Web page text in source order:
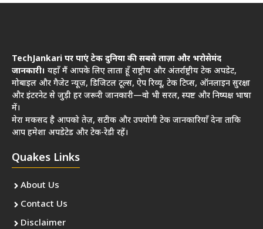
TechJankari पर पाएं टेक दुनिया की सबसे ताज़ा और भरोसेमंद
जानकारी। यहाँ मैं आपके लिए लाता हूँ राष्ट्रीय और अंतर्राष्ट्रीय टेक अपडेट,
मोबाइल और गैजेट न्यूज़, डिजिटल टूल्स, ऐप रिव्यू, टेक टिप्स, ऑनलाइन सुरक्षा
और इंटरनेट से जुड़ी हर जरूरी जानकारी—वो भी सरल, स्पष्ट और निष्पक्ष भाषा
में।
मेरा मकसद है आपको तेज़, सटीक और उपयोगी टेक जानकारियाँ देना ताकि
आप हमेशा अपडेटेड और टेक-रेडी रहें।
Quakes Links
About Us
Contact Us
Disclaimer